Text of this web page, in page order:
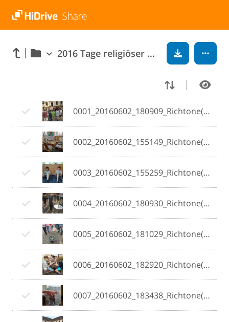
2016 Tage religiöser Orientierung
0001_20160602_180909_Richtone(HDR).jpg
0002_20160602_155149_Richtone(HDR).jpg
0003_20160602_155259_Richtone(HDR).jpg
0004_20160602_180930_Richtone(HDR).jpg
0005_20160602_181029_Richtone(HDR).jpg
0006_20160602_182920_Richtone(HDR).jpg
0007_20160602_183438_Richtone(HDR).jpg